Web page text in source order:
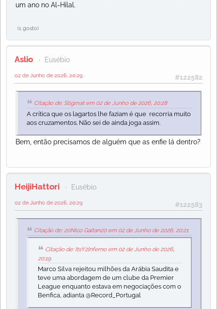
um ano no Al-Hilal.
(1 gosto)
Aslio Eusébio
#122582
02 de Junho de 2026, 20:29
Citação de: Stigmat em 02 de Junho de 2026, 20:28
A crítica que os lagartos lhe faziam é que recorria muito
aos cruzamentos. Não sei de ainda joga assim.
Bem, então precisamos de alguém que as enfie lá dentro?
HeijiHattori Eusébio
#122583
02 de Junho de 2026, 20:29
Citação de: 20Nico Gaitan20 em 02 de Junho de 2026, 20:21
Citação de: ItsY2Inferno em 02 de Junho de 2026,
20:19
Marco Silva rejeitou milhões da Arábia Saudita e
teve uma abordagem de um clube da Premier
League enquanto estava em negociações com o
Benfica, adianta @Record_Portugal